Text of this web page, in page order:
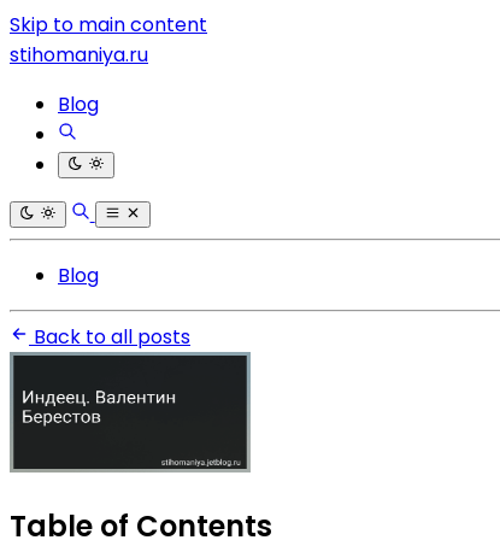
Skip to main content
stihomaniya.ru
Blog
Blog
Back to all posts
Table of Contents